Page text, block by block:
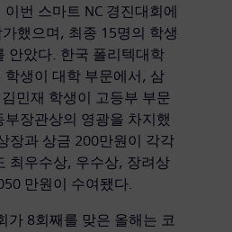
번 스마트 NC 경진대회에
했으며, 최종 15명의 학생
안았다. 한국 폴리텍대학
학생이 대학 부문에서, 삼
민재 학생이 고등부 부문
장관상의 영광을 차지했
장과 상금 200만원이 각각
최우수상, 우수상, 장려상
만원이 수여됐다.
가 8회째를 맞은 올해는 코